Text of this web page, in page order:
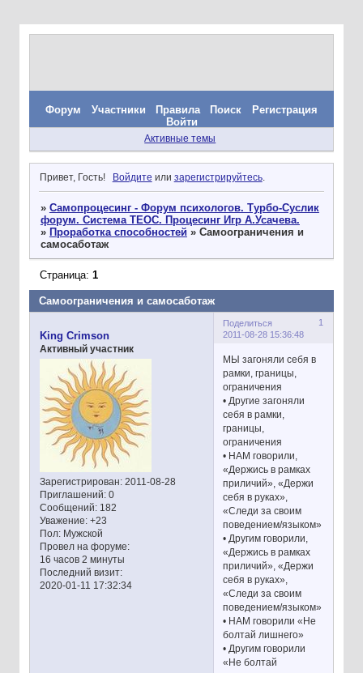
Форум Участники Правила Поиск
Регистрация
Войти
Активные темы
Привет, Гость! Войдите или зарегистрируйтесь.
» Самопроцесинг - Форум психологов. Турбо-Суслик
форум. Система ТЕОС. Процесинг Игр А.Усачева.
» Проработка способностей » Самоограничения и
самосаботаж
Самоограничения и самосаботаж
Страница: 1
Поделиться
1
2011-08-28 15:36:48
King Crimson
Активный участник
Зарегистрирован: 2011-08-28
Приглашений:0
Сообщений:182
Уважение: +23
Пол:Мужской
Провел на форуме:
16 часов 2 минуты
Последний визит:
2020-01-11 17:32:34
МЫ загоняли себя в
рамки, границы,
ограничения
• Другие загоняли
себя в рамки,
границы,
ограничения
• НАМ говорили,
«Держись в рамках
приличий», «Держи
себя в руках»,
«Следи за своим
поведением/языком»
• Другим говорили,
«Держись в рамках
приличий», «Держи
себя в руках»,
«Следи за своим
поведением/языком»
• НАМ говорили «Не
болтай лишнего»
• Другим говорили
«Не болтай